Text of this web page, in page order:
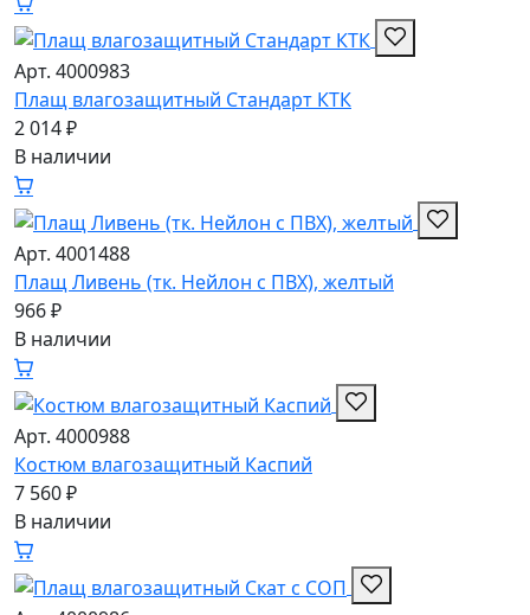
Арт. 4000983
Плащ влагозащитный Стандарт КТК
2 014 ₽
В наличии
Арт. 4001488
Плащ Ливень (тк. Нейлон с ПВХ), желтый
966 ₽
В наличии
Арт. 4000988
Костюм влагозащитный Каспий
7 560 ₽
В наличии